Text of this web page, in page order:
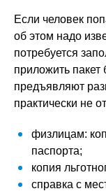
Если человек
об этом надо
потребуется
приложить пакет
предъявляют
практически не
физлицам:
паспорта;
копия
справка с